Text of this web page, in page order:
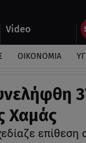
Video
ΟΙΚΟΝΟΜΙΑ
Χαμάς